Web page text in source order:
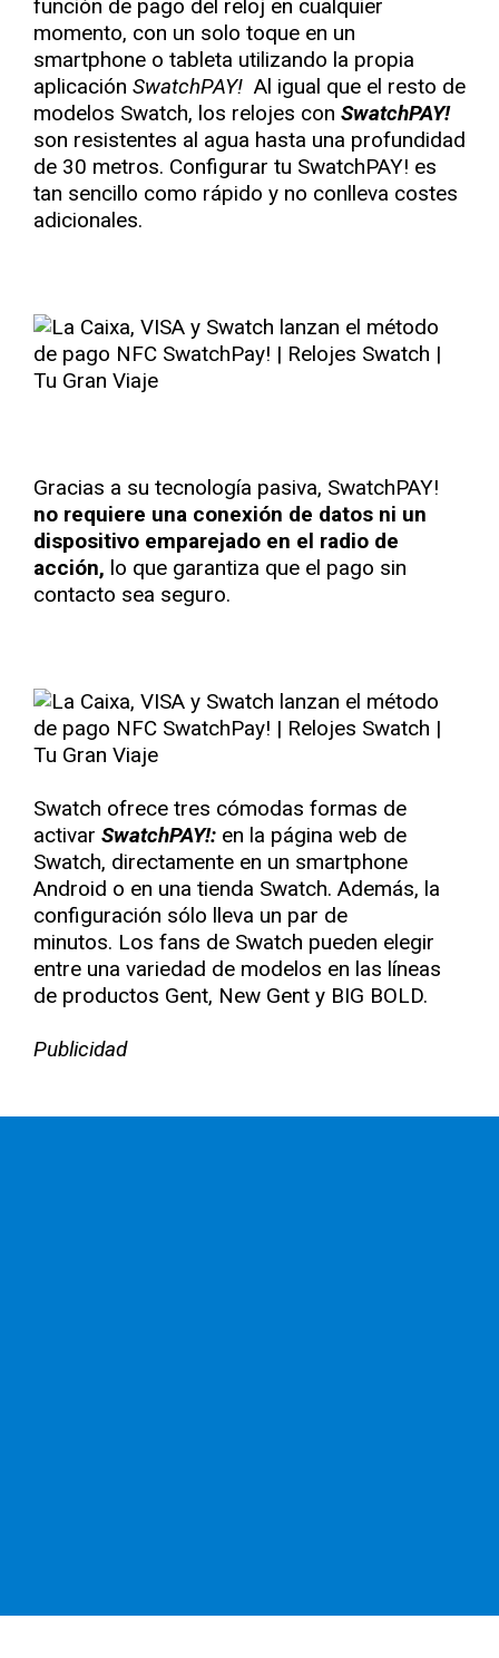
función de pago del reloj en cualquier
momento, con un solo toque en un
smartphone o tableta utilizando la propia
aplicación SwatchPAY! Al igual que el resto de
modelos Swatch, los relojes con SwatchPAY!
son resistentes al agua hasta una profundidad
de 30 metros. Configurar tu SwatchPAY! es
tan sencillo como rápido y no conlleva costes
adicionales.
Gracias a su tecnología pasiva, SwatchPAY!
no requiere una conexión de datos ni un
dispositivo emparejado en el radio de
acción, lo que garantiza que el pago sin
contacto sea seguro.
Swatch ofrece tres cómodas formas de
activar SwatchPAY!: en la página web de
Swatch, directamente en un smartphone
Android o en una tienda Swatch. Además, la
configuración sólo lleva un par de
minutos. Los fans de Swatch pueden elegir
entre una variedad de modelos en las líneas
de productos Gent, New Gent y BIG BOLD.
Publicidad